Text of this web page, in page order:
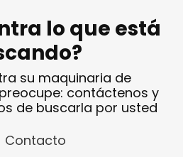
lo que está
su maquinaria de
contáctenos y
de buscarla por usted
Contacto